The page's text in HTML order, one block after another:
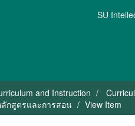
SU
and Instruction
ลักสูตรและการสอน
View Item